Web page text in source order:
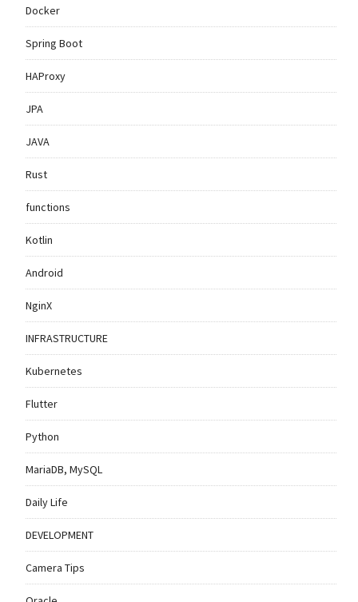
Docker
Spring Boot
HAProxy
JPA
JAVA
Rust
functions
Kotlin
Android
NginX
INFRASTRUCTURE
Kubernetes
Flutter
Python
MariaDB, MySQL
Daily Life
DEVELOPMENT
Camera Tips